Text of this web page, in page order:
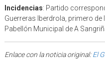
Incidencias: Partido
Guerreras Iberdrola, primero de
Pabellón Municipal de A
Enlace con la noticia original:El